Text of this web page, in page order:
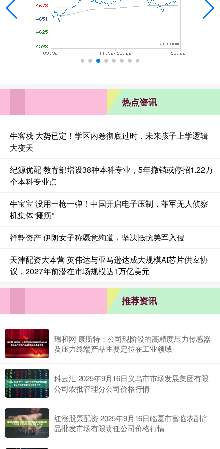
热点资讯
牛客栈 大势已定！学区内卷彻底过时，未来孩子上学逻辑
大变天
纪源优配 教育部增设38种本科专业，5年撤销或停招1.22万
个本科专业点
牛宝宝 没用一枪一弹！中国开启电子压制，菲军无人侦察
机集体“瘫痪”
祥乾资产 伊朗女子称愿意殉道，坚决抵抗美军入侵
天津配资大本营 英伟达与亚马逊达成大规模AI芯片供应协
议，2027年前潜在市场规模达1万亿美元
推荐资讯
瑞和网 康斯特：公司现阶段的高精度压力传感器
及压力终端产品主要定位在工业领域
科云汇 2025年9月16日义乌市市场发展集团有限
公司农批管理分公司价格行情
红涨股票配资 2025年9月16日临夏市富临农副产
品批发市场有限责任公司价格行情